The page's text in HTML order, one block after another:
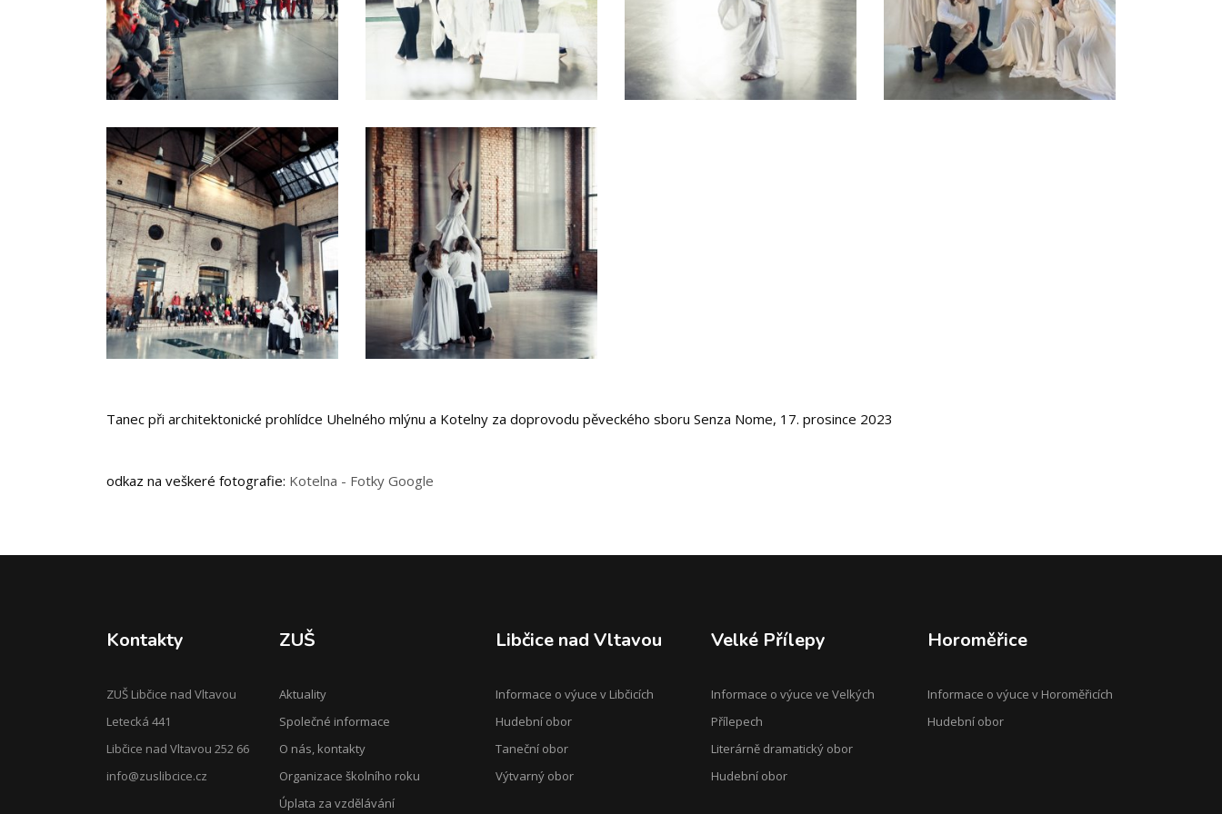
Tanec při architektonické prohlídce Uhelného mlýnu a Kotelny za doprovodu pěveckého sboru Senza Nome, 17. prosince 2023
odkaz na veškeré fotografie: Kotelna - Fotky Google
Kontakty
ZUŠ Libčice nad Vltavou
Letecká 441
Libčice nad Vltavou 252 66
info@zuslibcice.cz
ZUŠ
Aktuality
Společné informace
O nás, kontakty
Organizace školního roku
Úplata za vzdělávání
Libčice nad Vltavou
Informace o výuce v Libčicích
Hudební obor
Taneční obor
Výtvarný obor
Velké Přílepy
Informace o výuce ve Velkých
Přílepech
Literárně dramatický obor
Hudební obor
Horoměřice
Informace o výuce v Horoměřicích
Hudební obor